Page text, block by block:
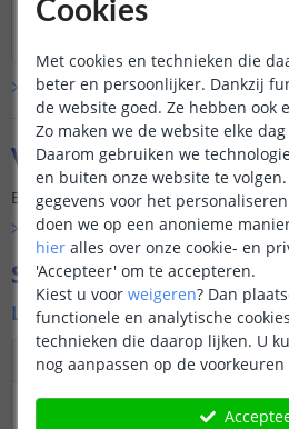
Bekijk alleklantfoto’s
Vraag & antwoord
Er is nog geen vraag gesteld over
Bekijk alle Vraag & antwoord
Specificaties
Ledstrip
Dimbaar
Ja
3M plakstrip over
Ja
Cookies
Met cookies en technieken die
beter en persoonlijker. Dankzij
de website goed. Ze hebben ook
Zo maken we de website elke
Daarom gebruiken we
en buiten onze website te
gegevens voor het
doen we op een anonieme
hier alles over onze cookie- en
'Accepteer' om te accepteren.
Kiest u voor weigeren? Dan
functionele en analytische
technieken die daarop lijken. U
nog aanpassen op de voorkeuren